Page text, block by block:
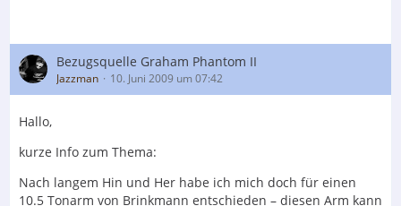
Bezugsquelle Graham Phantom II
Jazzman 10. Juni 2009 um 07:42
Hallo,
kurze Info zum Thema:
Nach langem Hin und Her habe ich mich doch für einen
10.5 Tonarm von Brinkmann entschieden – diesen Arm kann